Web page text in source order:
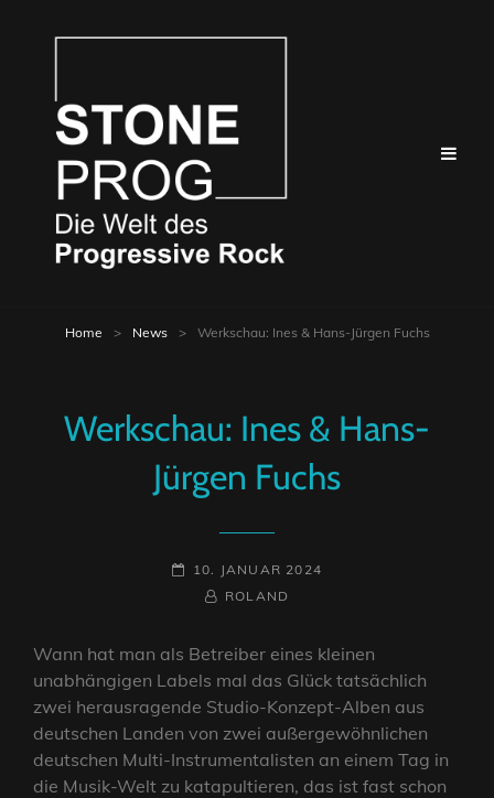
Home > News > Werkschau: Ines & Hans-Jürgen Fuchs
Werkschau: Ines & Hans-
Jürgen Fuchs
POSTED-
10. JANUAR 2024
BY
BYLINEROLAND
Wann hat man als Betreiber eines kleinen
unabhängigen Labels mal das Glück tatsächlich
zwei herausragende Studio-Konzept-Alben aus
deutschen Landen von zwei außergewöhnlichen
deutschen Multi-Instrumentalisten an einem Tag in
die Musik-Welt zu katapultieren, das ist fast schon